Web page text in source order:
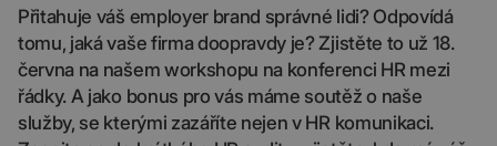
Přitahuje váš employer brand správné lidi? Odpovídá
tomu, jaká vaše firma doopravdy je? Zjistěte to už 18.
června na našem workshopu na konferenci HR mezi
řádky. A jako bonus pro vás máme soutěž o naše
služby, se kterými zazáříte nejen v HR komunikaci.